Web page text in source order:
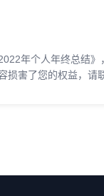
年个人年终总结
损害了您的权益，请